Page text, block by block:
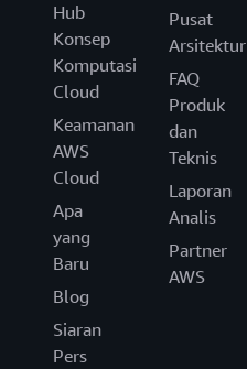
Hub
Konsep
Komputasi
Cloud
Keamanan
AWS
Cloud
Apa
yang
Baru
Blog
Siaran
Pers
Pusat
Arsitektur
FAQ
Produk
dan
Teknis
Laporan
Analis
Partner
AWS